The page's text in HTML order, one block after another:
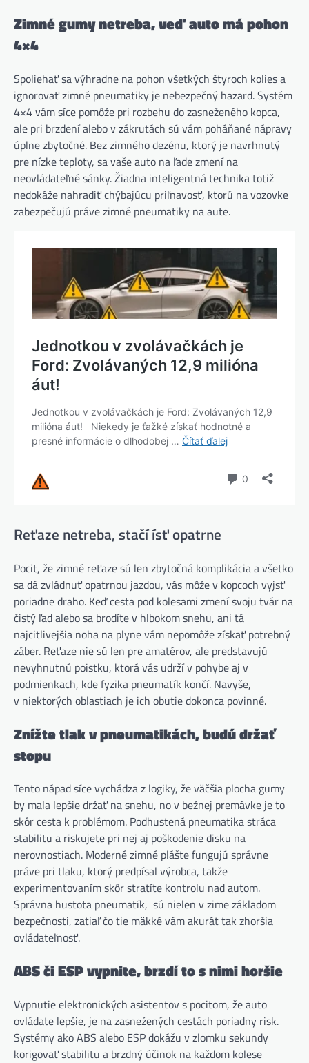
Zimné gumy netreba, veď auto má pohon
4×4
Spoliehať sa výhradne na pohon všetkých štyroch kolies a
ignorovať zimné pneumatiky je nebezpečný hazard. Systém
4×4 vám síce pomôže pri rozbehu do zasneženého kopca,
ale pri brzdení alebo v zákrutách sú vám poháňané nápravy
úplne zbytočné. Bez zimného dezénu, ktorý je navrhnutý
pre nízke teploty, sa vaše auto na ľade zmení na
neovládateľné sánky. Žiadna inteligentná technika totiž
nedokáže nahradiť chýbajúcu priľnavosť, ktorú na vozovke
zabezpečujú práve zimné pneumatiky na aute.
Reťaze netreba, stačí ísť opatrne
Pocit, že zimné reťaze sú len zbytočná komplikácia a všetko
sa dá zvládnuť opatrnou jazdou, vás môže v kopcoch vyjsť
poriadne draho. Keď cesta pod kolesami zmení svoju tvár na
čistý ľad alebo sa brodíte v hlbokom snehu, ani tá
najcitlivejšia noha na plyne vám nepomôže získať potrebný
záber. Reťaze nie sú len pre amatérov, ale predstavujú
nevyhnutnú poistku, ktorá vás udrží v pohybe aj v
podmienkach, kde fyzika pneumatík končí. Navyše,
v niektorých oblastiach je ich obutie dokonca povinné.
Znížte tlak v pneumatikách, budú držať
stopu
Tento nápad síce vychádza z logiky, že väčšia plocha gumy
by mala lepšie držať na snehu, no v bežnej premávke je to
skôr cesta k problémom. Podhustená pneumatika stráca
stabilitu a riskujete pri nej aj poškodenie disku na
nerovnostiach. Moderné zimné plášte fungujú správne
práve pri tlaku, ktorý predpísal výrobca, takže
experimentovaním skôr stratíte kontrolu nad autom.
Správna hustota pneumatík, sú nielen v zime základom
bezpečnosti, zatiaľ čo tie mäkké vám akurát tak zhoršia
ovládateľnosť.
ABS či ESP vypnite, brzdí to s nimi horšie
Vypnutie elektronických asistentov s pocitom, že auto
ovládate lepšie, je na zasnežených cestách poriadny risk.
Systémy ako ABS alebo ESP dokážu v zlomku sekundy
korigovať stabilitu a brzdný účinok na každom kolese